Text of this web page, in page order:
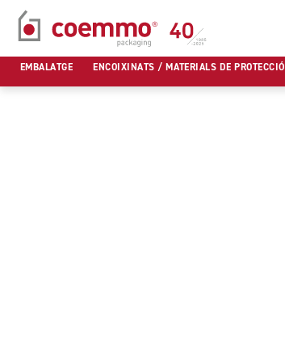
Vés
al
contingut
EMBALATGE ENCOIXINATS / MATERIALS DE PROTECCIÓ